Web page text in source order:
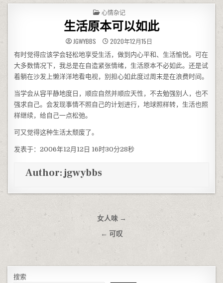
POSTED IN
心情杂记
生活原本可以如此
JGWYBBS 2020年12月15日
有时觉得应该学会轻松地享受生活，做到内心平和、生活愉悦。可在
大多数情况下，我总是在自造紧张情绪，生活原本不必如此。还是试
着躺在沙发上懒洋洋地看电视，别担心如此度过周末是在浪费时间。
当学会从容平静地度日，顺应自然并顺应天性，不去勉强别人，也不
强求自己。会发现事情不照自己的计划进行，地球照样转，生活也照
样继续，给自己一点松弛。
可又觉得这种生活太颓废了。
发表于：2006年12月12日 16时30分28秒
Author:jgwybbs
文章导航 女人味 →
← 可叹
搜索